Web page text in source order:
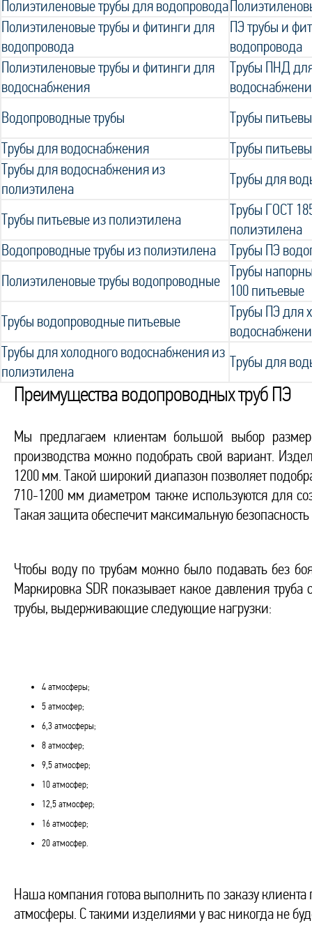
Полиэтиленовые трубы для водопровода
Полиэтиленовые трубы и фитинги для
водопровода
ПЭ трубы и
водопровода
Полиэтиленовые трубы и фитинги для
водоснабжения
Трубы ПНД
Водопроводные трубы
Трубы
Трубы для водоснабжения
Трубы
Трубы для водоснабжения из
полиэтилена
Трубы для
Трубы питьевые из полиэтилена
Трубы ГОСТ
полиэтилена
Водопроводные трубы из полиэтилена
Трубы ПЭ
Полиэтиленовые трубы водопроводные
Трубы
100 питьевые
Трубы водопроводные питьевые
Трубы ПЭ для
Трубы для холодного водоснабжения из
полиэтилена
Трубы для
Преимущества водопроводных труб ПЭ
Мы предлагаем клиентам большой выбор
производства можно подобрать свой вариант.
1200 мм. Такой широкий диапазон позволяет
710-1200 мм диаметром также используются для
Такая защита обеспечит максимальную
Чтобы воду по трубам можно было подавать без
Маркировка SDR показывает какое давления
трубы, выдерживающие следующие нагрузки:
4 атмосферы;
5 атмосфер;
6,3 атмосферы;
8 атмосфер;
9,5 атмосфер;
10 атмосфер;
12,5 атмосфер;
16 атмосфер;
20 атмосфер.
Наша компания готова выполнить по заказу
атмосферы. С такими изделиями у вас никогда не